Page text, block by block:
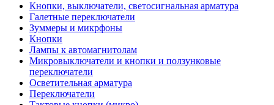
Кнопки, выключатели, светосигнальная арматура
Галетные переключатели
Зуммеры и микрфоны
Кнопки
Лампы к автомагнитолам
Микровыключатели и кнопки и ползунковые
переключатели
Осветительная арматура
Переключатели